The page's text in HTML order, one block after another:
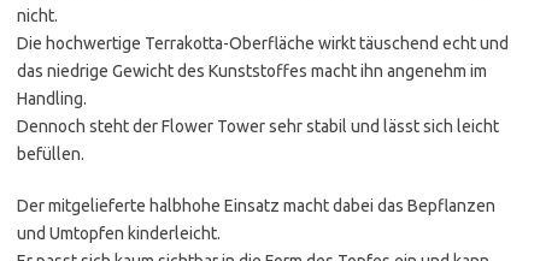
nicht.
Die hochwertige Terrakotta-Oberfläche wirkt täuschend echt und
das niedrige Gewicht des Kunststoffes macht ihn angenehm im
Handling.
Dennoch steht der Flower Tower sehr stabil und lässt sich leicht
befüllen.
Der mitgelieferte halbhohe Einsatz macht dabei das Bepflanzen
und Umtopfen kinderleicht.